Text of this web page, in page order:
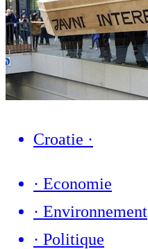
Croatie ·
· Economie
· Environnement
· Politique